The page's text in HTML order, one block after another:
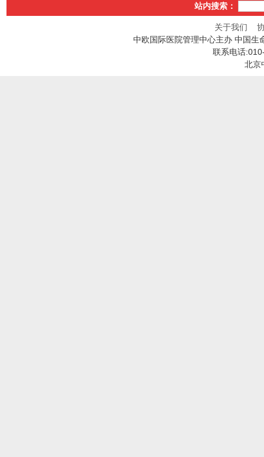
站内搜索：
关于我们
中欧国际医院管理中心主办 中国生
联系电话
北京